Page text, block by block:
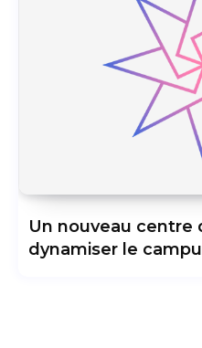
Un nouveau centre
dynamiser le